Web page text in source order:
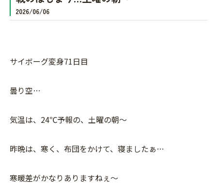
2026/06/06
サイボーグ変身71日目
曇り空…
気温は、24℃予報の、土曜の朝〜
昨晩は、寒く、布団をかけて、寝ましたぁ…
寒暖差がかなりありますねぇ〜